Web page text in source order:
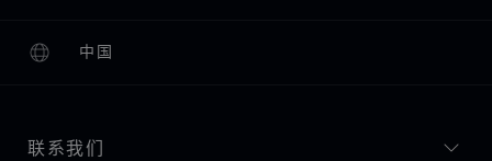
中国
本地化（更改国家/地区）
更改国家/地区
联系我们